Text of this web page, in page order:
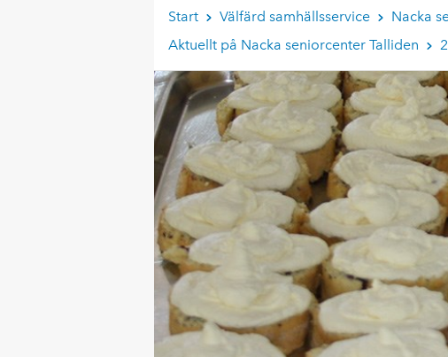
Start Välfärd samhällsservice Nacka
Aktuellt på Nacka seniorcenter Talliden